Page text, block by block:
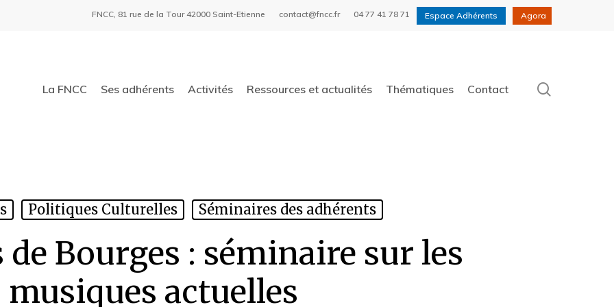
FNCC, 81 rue de la Tour 42000 Saint-Etienne contact@fncc.fr 04 77 41 78 71 Espace Adhérents Agora
La FNCC Ses adhérents Activités Ressources et actualités Thématiques Contact
Politiques Culturelles Séminaires des adhérents
Bourges : séminaire sur les
musiques actuelles